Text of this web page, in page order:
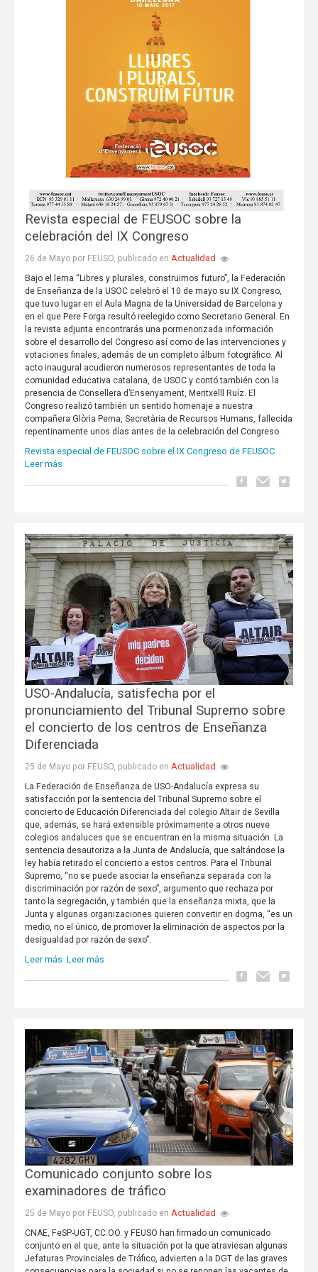
Revista especial de FEUSOC sobre la
celebración del IX Congreso
26 de Mayo por FEUSO, publicado en Actualidad
Bajo el lema “Libres y plurales, construimos futuro”, la Federación
de Enseñanza de la USOC celebró el 10 de mayo su IX Congreso,
que tuvo lugar en el Aula Magna de la Universidad de Barcelona y
en el que Pere Forga resultó reelegido como Secretario General. En
la revista adjunta encontrarás una pormenorizada información
sobre el desarrollo del Congreso así como de las intervenciones y
votaciones finales, además de un completo álbum fotográfico. Al
acto inaugural acudieron numerosos representantes de toda la
comunidad educativa catalana, de USOC y contó también con la
presencia de Consellera d’Ensenyament, Meritxelll Ruíz. El
Congreso realizó también un sentido homenaje a nuestra
compañera Glòria Perna, Secretària de Recursos Humans, fallecida
repentinamente unos días antes de la celebración del Congreso.
Revista especial de FEUSOC sobre el IX Congreso de FEUSOC.
Leer más
USO-Andalucía, satisfecha por el
pronunciamiento del Tribunal Supremo sobre
el concierto de los centros de Enseñanza
Diferenciada
25 de Mayo por FEUSO, publicado en Actualidad
La Federación de Enseñanza de USO-Andalucía expresa su
satisfacción por la sentencia del Tribunal Supremo sobre el
concierto de Educación Diferenciada del colegio Altair de Sevilla
que, además, se hará extensible próximamente a otros nueve
colegios andaluces que se encuentran en la misma situación. La
sentencia desautoriza a la Junta de Andalucía, que saltándose la
ley había retirado el concierto a estos centros. Para el Tribunal
Supremo, “no se puede asociar la enseñanza separada con la
discriminación por razón de sexo”, argumento que rechaza por
tanto la segregación, y también que la enseñanza mixta, que la
Junta y algunas organizaciones quieren convertir en dogma, “es un
medio, no el único, de promover la eliminación de aspectos por la
desigualdad por razón de sexo”.
Leer más Leer más
Comunicado conjunto sobre los
examinadores de tráfico
25 de Mayo por FEUSO, publicado en Actualidad
CNAE, FeSP-UGT, CC.OO. y FEUSO han firmado un comunicado
conjunto en el que, ante la situación por la que atraviesan algunas
Jefaturas Provinciales de Tráfico, advierten a la DGT de las graves